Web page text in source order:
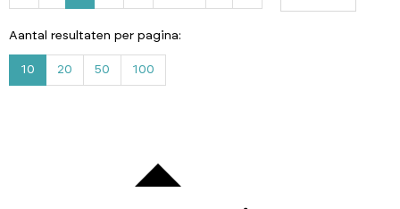
4
Aantal resultaten per pagina:
10 20 50 100